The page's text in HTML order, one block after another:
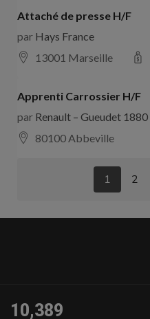
Attaché de presse H/F
par Hays France
13001 Marseille
Apprenti Carrossier H/F
par Renault – Gueudet 1880
80100 Abbeville
1 2
10,389